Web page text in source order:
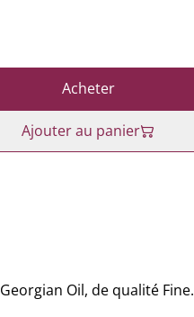
Acheter
Ajouter au panier
Oil, de qualité Fine.